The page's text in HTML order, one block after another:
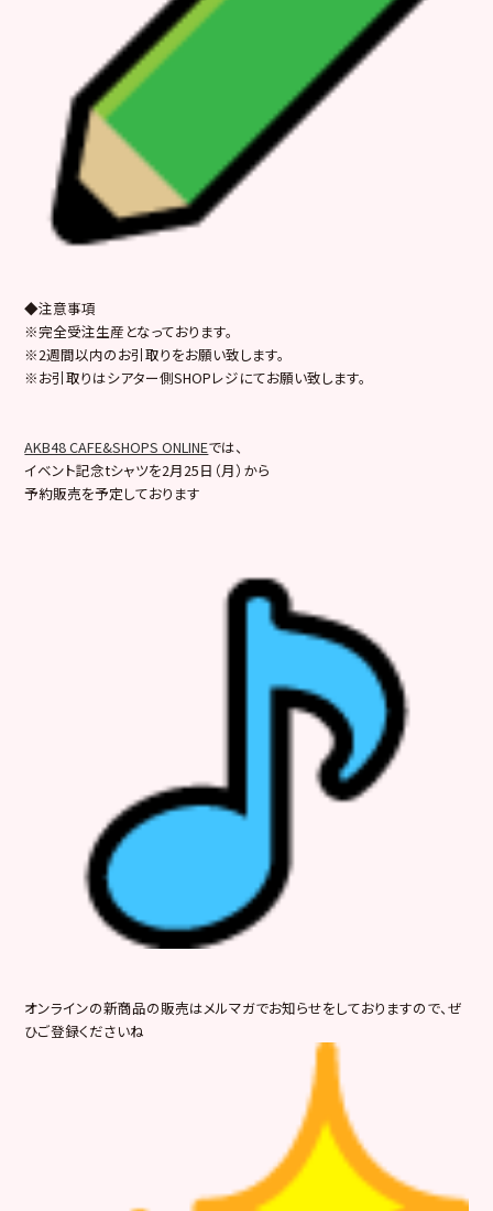
◆注意事項
※完全受注生産となっております。
※2週間以内のお引取りをお願い致します。
※お引取りはシアター側SHOPレジにてお願い致します。
AKB48 CAFE&SHOPS ONLINEでは、
イベント記念tシャツを2月25日（月）から
予約販売を予定しております
オンラインの新商品の販売はメルマガでお知らせをしておりますので、ぜ
ひご登録くださいね